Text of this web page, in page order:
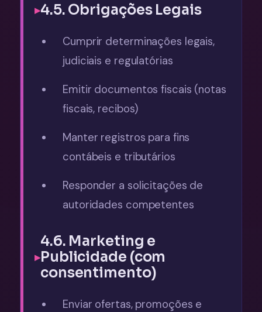
4.5. Obrigações Legais
Cumprir determinações legais,
judiciais e regulatórias
Emitir documentos fiscais (notas
fiscais, recibos)
Manter registros para fins
contábeis e tributários
Responder a solicitações de
autoridades competentes
4.6. Marketing e
Publicidade (com
consentimento)
Enviar ofertas, promoções e